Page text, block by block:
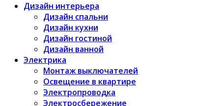
Дизайн интерьера
Дизайн спальни
Дизайн кухни
Дизайн гостиной
Дизайн ванной
Электрика
Монтаж выключателей
Освещение в квартире
Электропроводка
Электросбережение